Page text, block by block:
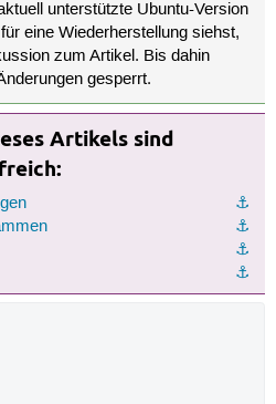
unterstützte Ubuntu-Version
eine Wiederherstellung siehst,
zum Artikel. Bis dahin
gesperrt.
Artikels sind
⚓︎
⚓︎
⚓︎
⚓︎